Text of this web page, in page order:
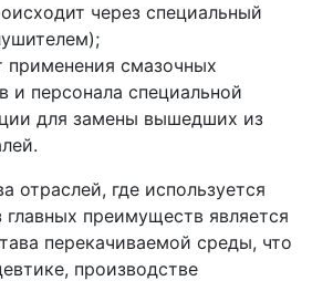
через специальный
применения смазочных
и персонала специальной
для замены вышедших из
отраслей, где используется
преимуществ является
перекачиваемой среды, что
производстве